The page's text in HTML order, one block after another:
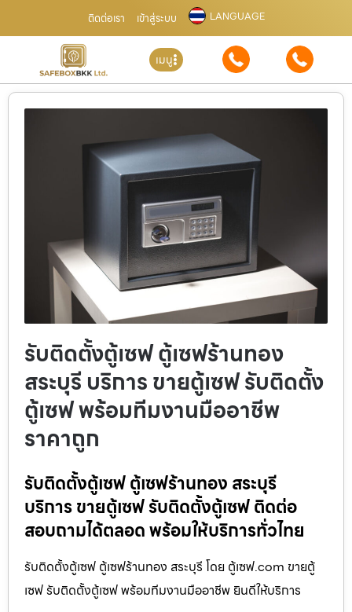
ติดต่อเรา เข้าสู่ระบบ LANGUAGE
เมนู
รับติดตั้งตู้เซฟ ตู้เซฟร้านทอง
สระบุรี บริการ ขายตู้เซฟ รับติดตั้ง
ตู้เซฟ พร้อมทีมงานมืออาชีพ
ราคาถูก
รับติดตั้งตู้เซฟ ตู้เซฟร้านทอง สระบุรี
บริการ ขายตู้เซฟ รับติดตั้งตู้เซฟ ติดต่อ
สอบถามได้ตลอด พร้อมให้บริการทั่วไทย
รับติดตั้งตู้เซฟ ตู้เซฟร้านทอง สระบุรี โดย ตู้เซฟ.com ขายตู้
เซฟ รับติดตั้งตู้เซฟ พร้อมทีมงานมืออาชีพ ยินดีให้บริการ